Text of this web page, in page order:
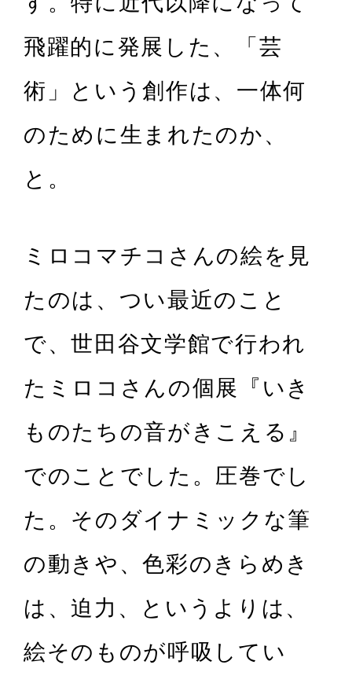
飛躍的に発展した、「芸
術」という創作は、一体何
のために生まれたのか、
と。
ミロコマチコさんの絵を見
たのは、つい最近のこと
で、世田谷文学館で行われ
たミロコさんの個展『いき
ものたちの音がきこえる』
でのことでした。圧巻でし
た。そのダイナミックな筆
の動きや、色彩のきらめき
は、迫力、というよりは、
絵そのものが呼吸してい